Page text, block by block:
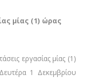
μίας (1) ώρας
εργασίας μίας (1)
1 Δεκεμβρίου